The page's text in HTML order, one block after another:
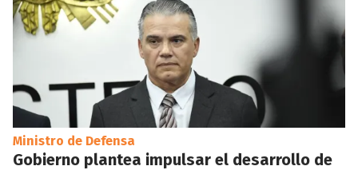
Ministro de Defensa
Gobierno plantea impulsar el desarrollo de